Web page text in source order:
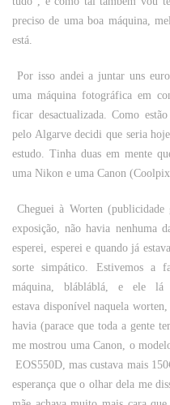
preciso de uma boa máquina,
está.
Por isso andei a juntar uns
uma máquina fotográfica em
ficar desactualizada. Como
pelo Algarve decidi que seria
estudo. Tinha duas em mente
uma Nikon e uma Canon
Cheguei à Worten
exposição, não havia nenhuma
esperei, esperei e quando já
sorte simpático. Estivemos a
máquina, blábláblá, e ele lá
estava disponível naquela
havia (parace que toda a gente
me mostrou uma Canon, o
EOS550D, mas custava mais
esperança que o olhar dela me